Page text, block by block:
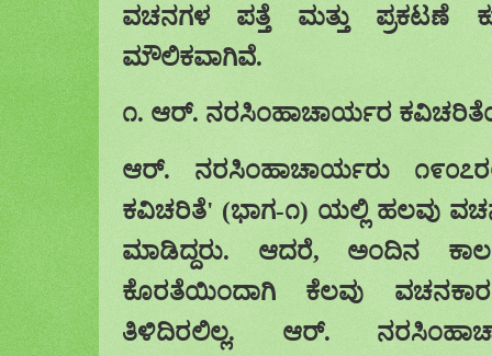
ವಚನಗಳ ಪತ್ತೆ ಮತ್ತು ಪ್ರಕಟಣೆ
ಮೌಲಿಕವಾಗಿವೆ.
೧. ಆರ್. ನರಸಿಂಹಾಚಾರ್ಯರ
ಆರ್. ನರಸಿಂಹಾಚಾರ್ಯರು
ಕವಿಚರಿತೆ' (ಭಾಗ-೧) ಯಲ್ಲಿ ಹಲವು
ಮಾಡಿದ್ದರು. ಆದರೆ, ಅಂದಿನ
ಕೊರತೆಯಿಂದಾಗಿ ಕೆಲವು
ತಿಳಿದಿರಲಿಲ್ಲ. ಆರ್.